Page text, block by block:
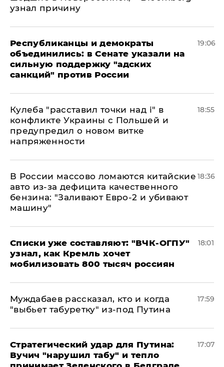
узнал причину
Республиканцы и демократы
объединились: в Сенате указали на
сильную поддержку "адских
санкций" против России
19:06
Кулеба "расставил точки над і" в
конфликте Украины с Польшей и
предупредил о новом витке
напряженности
18:55
В России массово ломаются китайские
авто из-за дефицита качественного
бензина: "Заливают Евро-2 и убивают
машину"
18:36
Списки уже составляют: "ВЧК-ОГПУ"
узнал, как Кремль хочет
мобилизовать 800 тысяч россиян
18:01
Муждабаев рассказал, кто и когда
"выбьет табуретку" из-под Путина
17:59
Стратегический удар для Путина:
Вучич "нарушил табу" и тепло
17:07